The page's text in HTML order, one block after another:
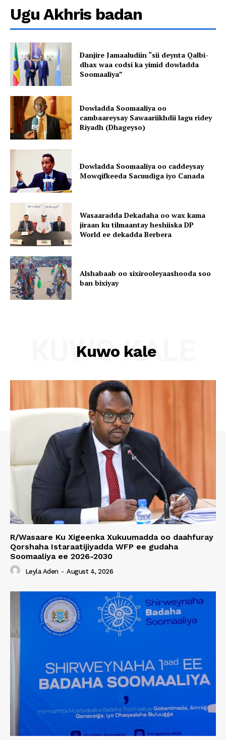
Ugu Akhris badan
Danjire Jamaaludiin “sii deynta Qalbi-
dhax waa codsi ka yimid dowladda
Soomaaliya”
Dowladda Soomaaliya oo
cambaareysay Sawaariikhdii lagu ridey
Riyadh (Dhageyso)
Dowladda Soomaaliya oo caddeysay
Mowqifkeeda Sacuudiga iyo Canada
Wasaaradda Dekadaha oo wax kama
jiraan ku tilmaantay heshiiska DP
World ee dekadda Berbera
Alshabaab oo sixirooleyaashooda soo
ban bixiyay
Kuwo kale
KUWO KALE
R/Wasaare Ku Xigeenka Xukuumadda oo daahfuray
Qorshaha Istaraatijiyadda WFP ee gudaha
Soomaaliya ee 2026-2030
Leyla Aden - August 4, 2026